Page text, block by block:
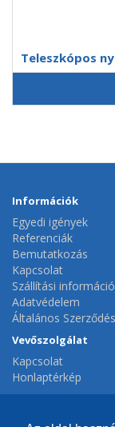
Teleszkópos
Információk
Egyedi igények
Referenciák
Bemutatkozás
Kapcsolat
Szállítási információ
Adatvédelem
Általános
Vevőszolgálat
Kapcsolat
Honlaptérkép
Extrák
Gyártók